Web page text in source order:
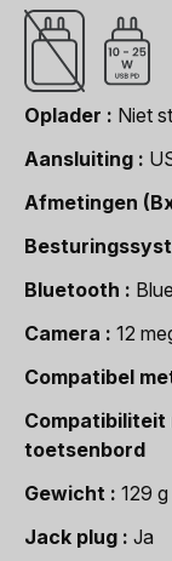
Oplader
Niet
Aansluiting
Afmetingen
Bluetooth
Camera
12
Compatibel
Compatibiliteit
toetsenbord
Gewicht
129 g
Jack plug
Ja